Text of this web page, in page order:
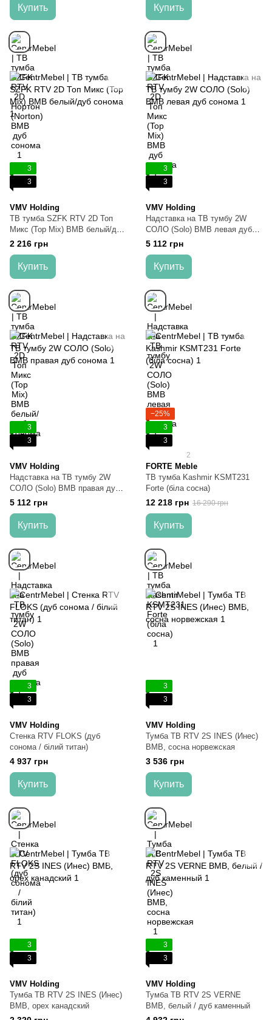
Купить Купить
3
3
VMV Holding
ТВ тумба SZFK RTV 2D Топ
Микс (Top Mix) ВМВ белый/дуб
сонома
2 216 грн
Купить
3
3
VMV Holding
Надставка на ТВ тумбу 2W
СОЛО (Solo) ВМВ левая дуб
сонома
5 112 грн
Купить
3
3
VMV Holding
Надставка на ТВ тумбу 2W
СОЛО (Solo) ВМВ правая дуб
сонома
5 112 грн
Купить
−25%
3
3
2
FORTE Meble
ТВ тумба Kashmir KSMT231
Forte (біла сосна)
12 218 грн 16 290 грн
Купить
3
3
VMV Holding
Стенка RTV FLOKS (дуб
сонома / білий титан)
4 937 грн
Купить
3
3
VMV Holding
Тумба ТВ RTV 2S INES (Инес)
ВМВ, сосна норвежская
3 536 грн
Купить
3
3
VMV Holding
Тумба ТВ RTV 2S INES (Инес)
ВМВ, орех канадский
3
3
VMV Holding
Тумба ТВ RTV 2S VERNE
ВМВ, белый / дуб каменный